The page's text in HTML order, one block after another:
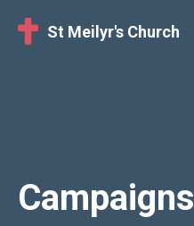
St Meilyr's Church
Campaigns